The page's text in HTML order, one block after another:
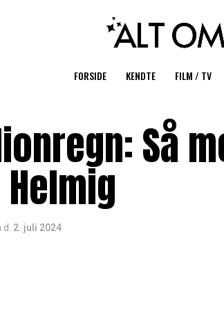
FORSIDE KENDTE FILM / TV
Så
d. 2. juli 2024